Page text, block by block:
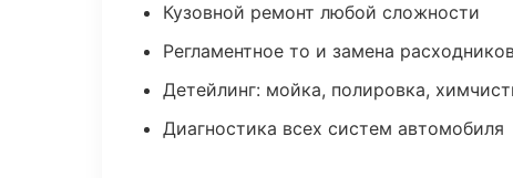
Кузовной ремонт любой сложности
Регламентное то и замена
Детейлинг: мойка, полировка,
Диагностика всех систем автомобиля